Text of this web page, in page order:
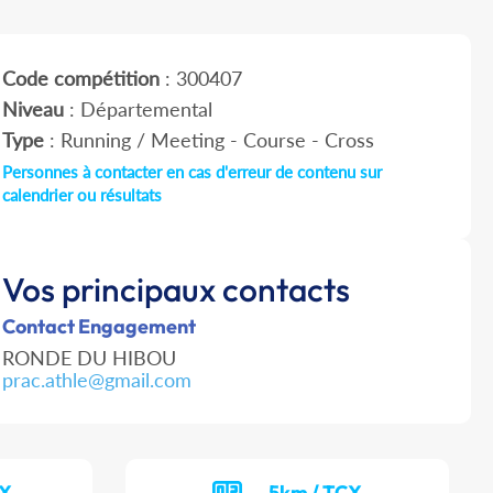
Code compétition: 300407
Niveau: Départemental
Type: Running / Meeting - Course - Cross
Personnes à contacter en cas d'erreur de contenu sur
calendrier ou résultats
Vos principaux contacts
Contact Engagement
RONDE DU HIBOU
prac.athle@gmail.com